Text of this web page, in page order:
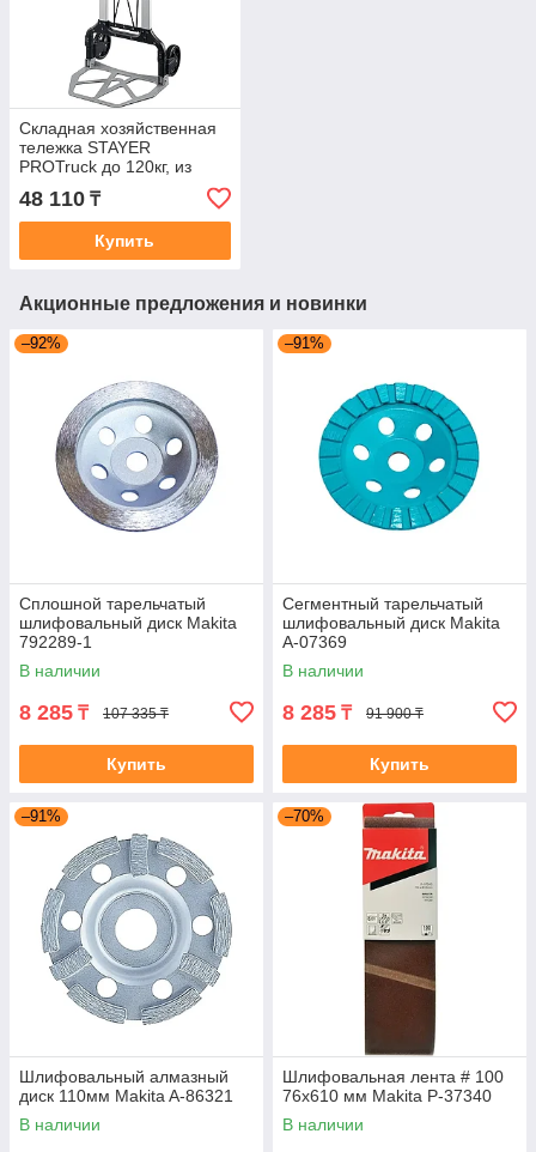
Складная хозяйственная
тележка STAYER
PROTruck до 120кг, из
алюминиевого сплава,
платформа 48,5х35см
38755-120
48 110 ₸
Купить
Акционные предложения и новинки
–92%
Сплошной тарельчатый
шлифовальный диск Makita
792289-1
В наличии
8 285 ₸ 107 335 ₸
Купить
–91%
Сегментный тарельчатый
шлифовальный диск Makita
A-07369
В наличии
8 285 ₸ 91 900 ₸
Купить
–91%
Шлифовальный алмазный
диск 110мм Makita A-86321
В наличии
–70%
Шлифовальная лента # 100
76x610 мм Makita P-37340
В наличии